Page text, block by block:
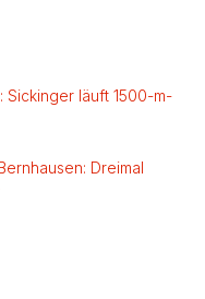
Sickinger läuft 1500-m-
Dreimal